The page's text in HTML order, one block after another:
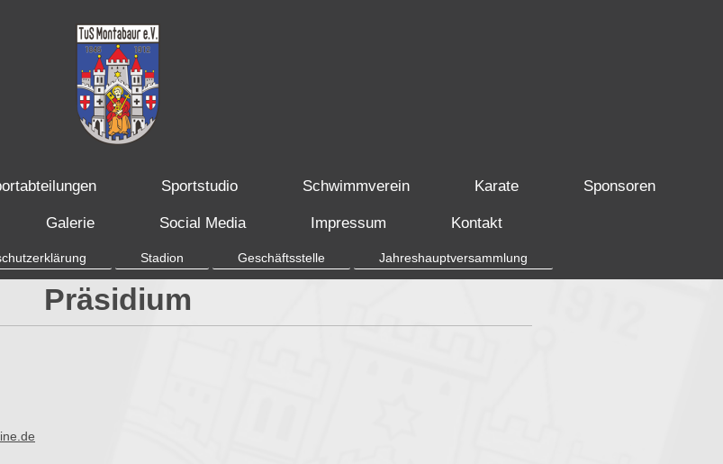
Sportstudio Schwimmverein Karate Sponsoren
Galerie Social Media Impressum Kontakt
Stadion Geschäftsstelle Jahreshauptversammlung
Präsidium